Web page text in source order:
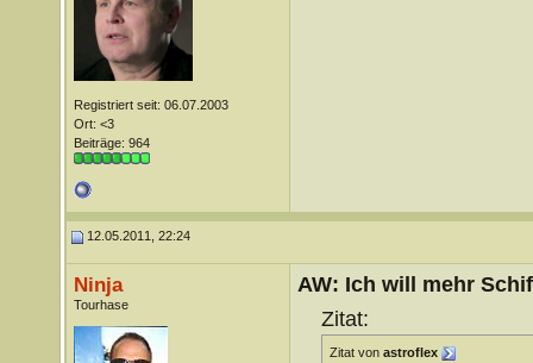
Registriert seit: 06.07.2003
Ort: <3
Beiträge: 964
12.05.2011, 22:24
Ninja
Tourhase
AW: Ich will mehr
Zitat:
Zitat von astroflex